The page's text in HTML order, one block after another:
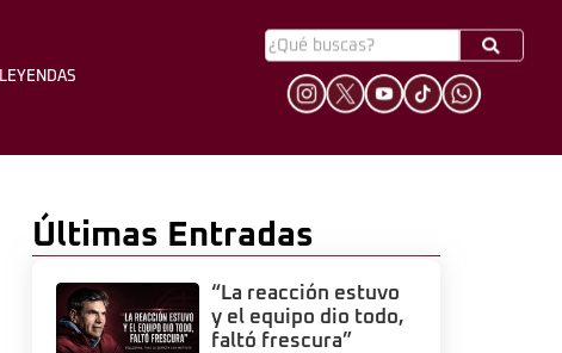
HINCHADA
LEYENDAS
Últimas Entradas
“La reacción estuvo
y el equipo dio todo,
faltó frescura”